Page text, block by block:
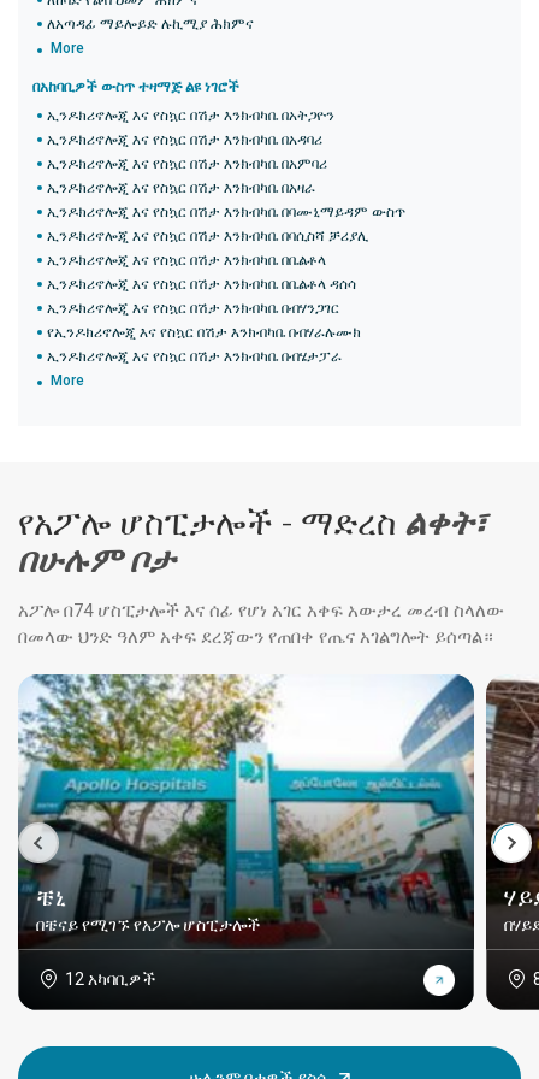
ለአጣዳፊ ማይሎይድ ሉኪሚያ ሕክምና
More
በአከባቢዎች ውስጥ ተዛማጅ ልዩ ነገሮች
ኢንዶክሪኖሎጂ እና የስኳር በሽታ እንክብካቤ በአትጋዮን
ኢንዶክሪኖሎጂ እና የስኳር በሽታ እንክብካቤ በአዳባሪ
ኢንዶክሪኖሎጂ እና የስኳር በሽታ እንክብካቤ በአምባሪ
ኢንዶክሪኖሎጂ እና የስኳር በሽታ እንክብካቤ በአዛራ
ኢንዶክሪኖሎጂ እና የስኳር በሽታ እንክብካቤ በባሙኒማይዳም ውስጥ
ኢንዶክሪኖሎጂ እና የስኳር በሽታ እንክብካቤ በባሲስሻ ቻሪያሊ
ኢንዶክሪኖሎጂ እና የስኳር በሽታ እንክብካቤ በቤልቶላ
ኢንዶክሪኖሎጂ እና የስኳር በሽታ እንክብካቤ በቤልቶላ ዳሰሳ
ኢንዶክሪኖሎጂ እና የስኳር በሽታ እንክብካቤ በብሃንጋገር
የኢንዶክሪኖሎጂ እና የስኳር በሽታ እንክብካቤ በብሃራሉሙክ
ኢንዶክሪኖሎጂ እና የስኳር በሽታ እንክብካቤ በብሄታፓራ
More
የአፖሎ ሆስፒታሎች - ማድረስ ልቀት፣
በሁሉም ቦታ
አፖሎ በ74 ሆስፒታሎች እና ሰፊ የሆነ አገር አቀፍ አውታረ መረብ ስላለው
በመላው ህንድ ዓለም አቀፍ ደረጃውን የጠበቀ የጤና አገልግሎት ይሰጣል።
ቼኒ
በቼናይ የሚገኙ የአፖሎ ሆስፒታሎች
12 አካባቢዎች